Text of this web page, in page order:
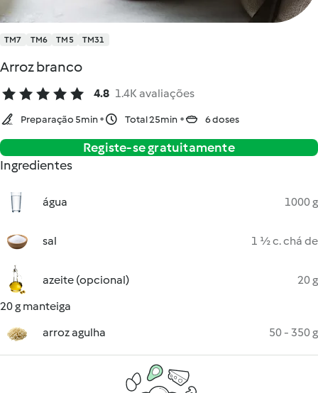
TM7 TM6 TM5 TM31
Arroz branco
4.8 1.4K avaliações
Preparação 5min Total 25min 6 doses
Registe-se gratuitamente
Ingredientes
água 1000 g
sal 1 ½ c. chá de
azeite (opcional)
20 g
20 g manteiga
arroz agulha
50 - 350 g